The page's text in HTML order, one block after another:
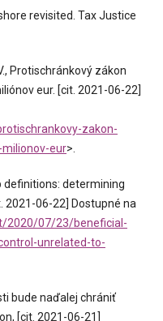
revisited. Tax Justice
V., Protischránkový zákon
eur. [cit. 2021-06-22]
zakon-
eur>.
definitions: determining
2021-06-22] Dostupné na
2020/07/23/beneficial-
unrelated-to-
bude naďalej chrániť
[cit. 2021-06-21]